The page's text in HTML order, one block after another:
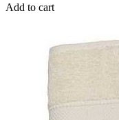
Add to cart